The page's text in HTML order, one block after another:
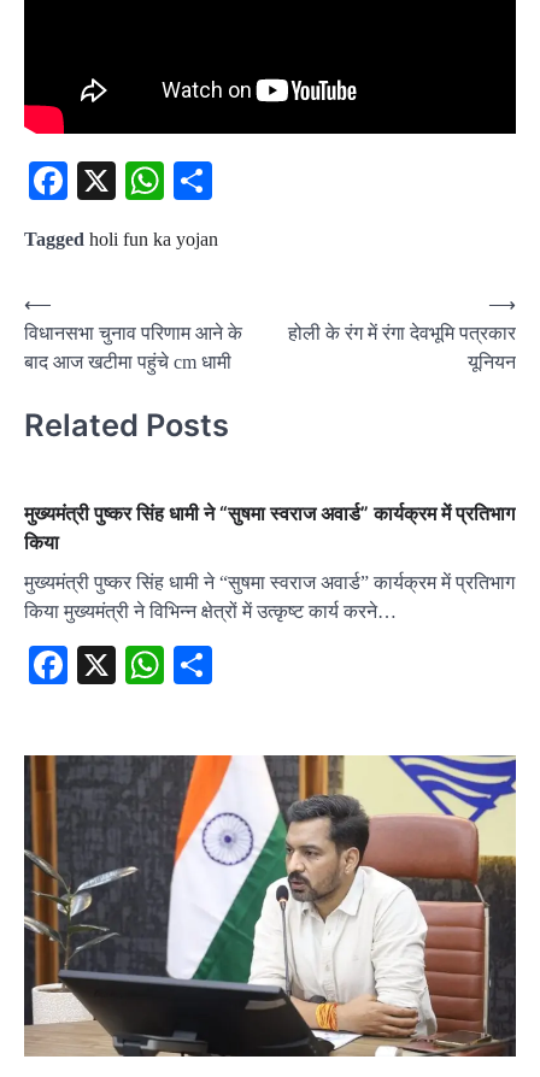
Facebook
X WhatsApp
Tagged holi fun ka yojan
Post
navigation
⟵
विधानसभा चुनाव परिणाम आने के
बाद आज खटीमा पहुंचे cm धामी
होली के रंग में रंगा देवभूमि पत्रकार
यूनियन
⟶
Related Posts
मुख्यमंत्री पुष्कर सिंह धामी ने “सुषमा स्वराज अवार्ड” कार्यक्रम में प्रतिभाग
किया
मुख्यमंत्री पुष्कर सिंह धामी ने “सुषमा स्वराज अवार्ड” कार्यक्रम में प्रतिभाग
किया मुख्यमंत्री ने विभिन्न क्षेत्रों में उत्कृष्ट कार्य करने…
Facebook
X WhatsApp